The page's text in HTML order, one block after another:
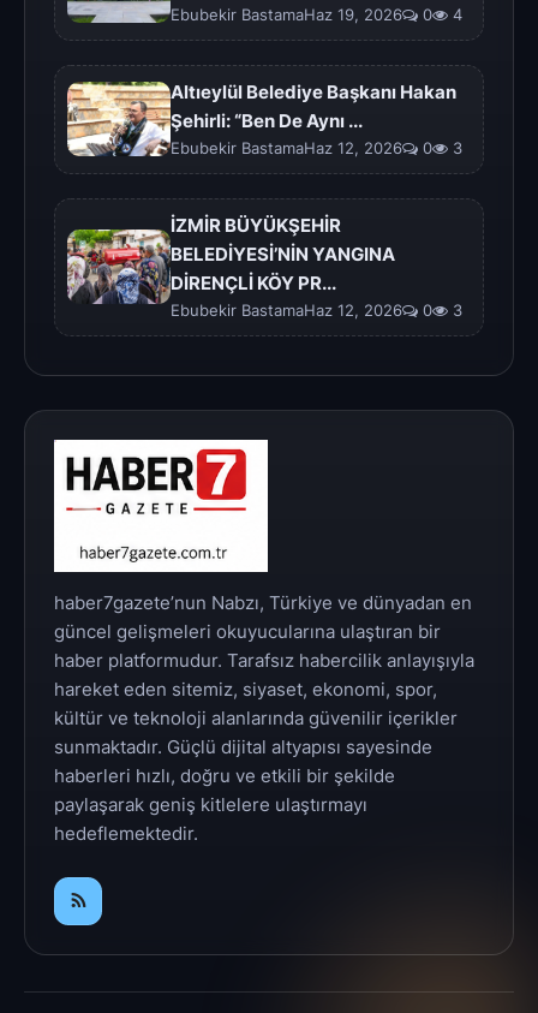
Ebubekir BastamaHaz 19, 2026 0 4
Altıeylül Belediye Başkanı Hakan
Şehirli: “Ben De Aynı ...
Ebubekir BastamaHaz 12, 2026 0 3
İZMİR BÜYÜKŞEHİR
BELEDİYESİ’NİN YANGINA
DİRENÇLİ KÖY PR...
Ebubekir BastamaHaz 12, 2026 0 3
haber7gazete’nun Nabzı, Türkiye ve dünyadan en
güncel gelişmeleri okuyucularına ulaştıran bir
haber platformudur. Tarafsız habercilik anlayışıyla
hareket eden sitemiz, siyaset, ekonomi, spor,
kültür ve teknoloji alanlarında güvenilir içerikler
sunmaktadır. Güçlü dijital altyapısı sayesinde
haberleri hızlı, doğru ve etkili bir şekilde
paylaşarak geniş kitlelere ulaştırmayı
hedeflemektedir.